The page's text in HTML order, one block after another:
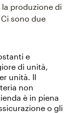
produzione di
sono due
e
di unità,
unità. Il
non
è in piena
o gli